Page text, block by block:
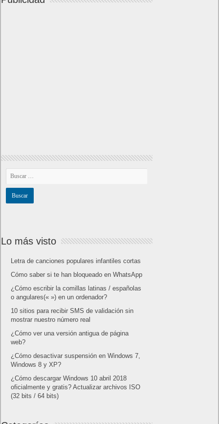
Lo más visto
Letra de canciones populares infantiles cortas
Cómo saber si te han bloqueado en WhatsApp
¿Cómo escribir la comillas latinas / españolas
o angulares(« ») en un ordenador?
10 sitios para recibir SMS de validación sin
mostrar nuestro número real
¿Cómo ver una versión antigua de página
web?
¿Cómo desactivar suspensión en Windows 7,
Windows 8 y XP?
¿Cómo descargar Windows 10 abril 2018
oficialmente y gratis? Actualizar archivos ISO
(32 bits / 64 bits)